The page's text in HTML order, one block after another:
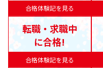
合格体験記を見る
合格体験記を見る
転職・求職中
に合格!